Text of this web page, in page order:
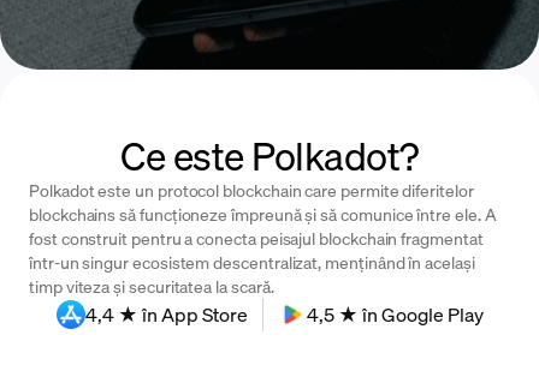
Ce este Polkadot?
Polkadot este un protocol blockchain care permite diferitelor
blockchains să funcționeze împreună și să comunice între ele. A
fost construit pentru a conecta peisajul blockchain fragmentat
într-un singur ecosistem descentralizat, menținând în același
timp viteza și securitatea la scară.
4,4 ★ în App Store 4,5 ★ în Google Play